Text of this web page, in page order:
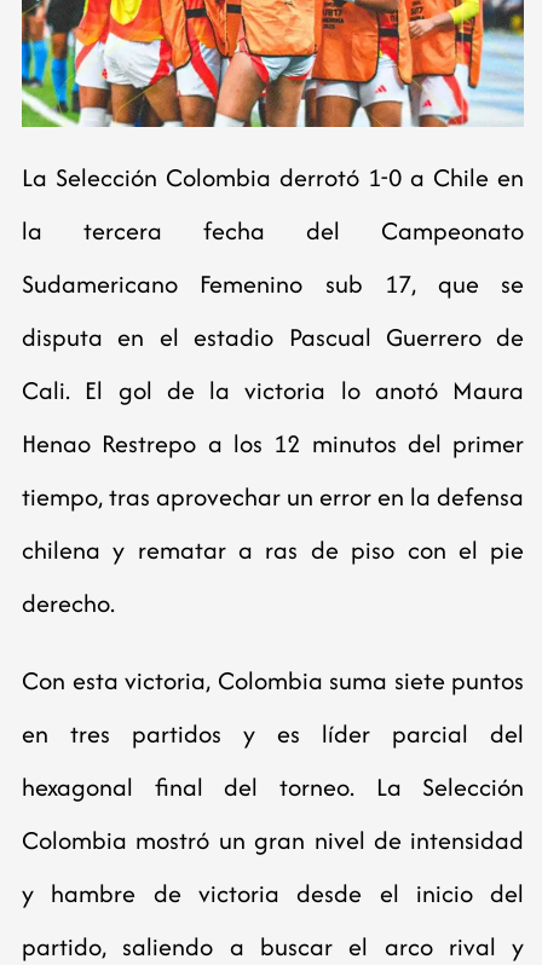
La Selección Colombia derrotó 1-0 a Chile en
la tercera fecha del Campeonato
Sudamericano Femenino sub 17, que se
disputa en el estadio Pascual Guerrero de
Cali. El gol de la victoria lo anotó Maura
Henao Restrepo a los 12 minutos del primer
tiempo, tras aprovechar un error en la defensa
chilena y rematar a ras de piso con el pie
derecho.
Con esta victoria, Colombia suma siete puntos
en tres partidos y es líder parcial del
hexagonal final del torneo. La Selección
Colombia mostró un gran nivel de intensidad
y hambre de victoria desde el inicio del
partido, saliendo a buscar el arco rival y